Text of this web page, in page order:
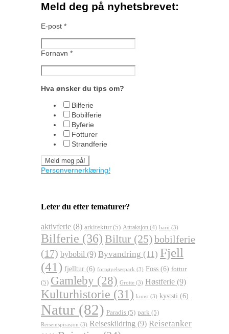
Meld deg på nyhetsbrevet:
E-post *
Fornavn *
Hva ønsker du tips om?
Bilferie
Bobilferie
Byferie
Fotturer
Strandferie
Personvernerklæring!
Leter du etter tematurer?
aktivferie (8) arkitektur (5) Attraksjon (4) barn (3)
Bilferie (36) Biltur (25)bobilferie
(17) bybobil (9) Byvandring (11) Fjell
(41) fjelltur (6) fornøyelsespark (3) Foss (6) fottur
(5) Gamleby (28) Grotte (3) Høstferie (9)
Kulturhistorie (31) kunst (3) kyststi (6)
Natur (82) Paradis (5) park (5)
Reiseinspirasjon (3) Reiseskildring (9) Reisetanker